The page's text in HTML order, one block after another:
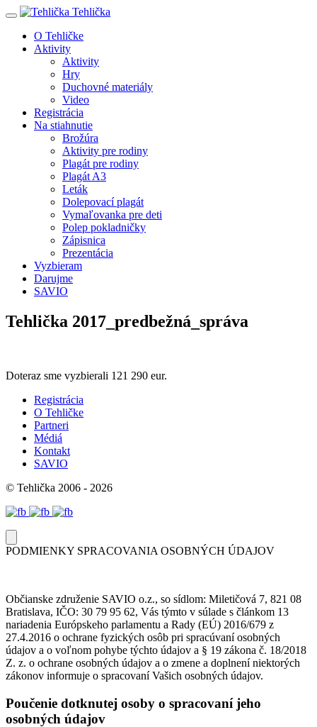
Tehlička
O Tehličke
Aktivity
Aktivity
Hry
Duchovné materiály
Video
Registrácia
Na stiahnutie
Brožúra
Aktivity pre rodiny
Plagát pre rodiny
Plagát A3
Leták
Dolepovací plagát
Vymaľovanka pre deti
Polep pokladničky
Zápisnica
Prezentácia
Vyzbieram
Darujme
SAVIO
Tehlička 2017_predbežná_správa
Doteraz sme vyzbierali 121 290 eur.
Registrácia
O Tehličke
Partneri
Médiá
Kontakt
SAVIO
© Tehlička 2006 - 2026
PODMIENKY SPRACOVANIA OSOBNÝCH ÚDAJOV
Občianske združenie SAVIO o.z., so sídlom: Miletičová 7, 821 08
Bratislava, IČO: 30 79 95 62, Vás týmto v súlade s článkom 13
nariadenia Európskeho parlamentu a Rady (EÚ) 2016/679 z
27.4.2016 o ochrane fyzických osôb pri spracúvaní osobných
údajov a o voľnom pohybe týchto údajov a § 19 zákona č. 18/2018
Z. z. o ochrane osobných údajov a o zmene a doplnení niektorých
zákonov informuje o spracovaní Vašich osobných údajov.
Poučenie dotknutej osoby o spracovaní jeho
osobných údajov